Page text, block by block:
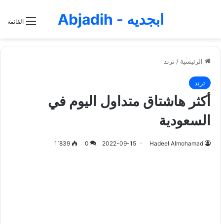
القائمة ابجديه - Abjadih
الرئيسية / ترند
ترند
أكثر هاشتاق متداول اليوم في
السعودية
Hadeel Almohamad
2022-09-15
0 1٬839